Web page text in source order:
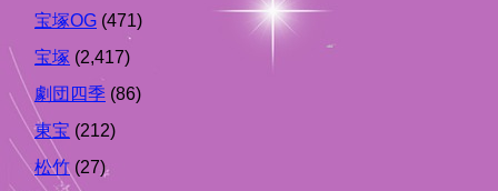
宝塚OG (471)
宝塚 (2,417)
劇団四季 (86)
東宝 (212)
松竹 (27)